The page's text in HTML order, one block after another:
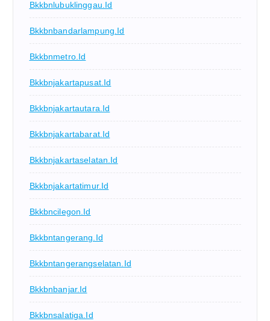
Bkkbnlubuklinggau.id
Bkkbnbandarlampung.id
Bkkbnmetro.id
Bkkbnjakartapusat.id
Bkkbnjakartautara.id
Bkkbnjakartabarat.id
Bkkbnjakartaselatan.id
Bkkbnjakartatimur.id
Bkkbncilegon.id
Bkkbntangerang.id
Bkkbntangerangselatan.id
Bkkbnbanjar.id
Bkkbnsalatiga.id